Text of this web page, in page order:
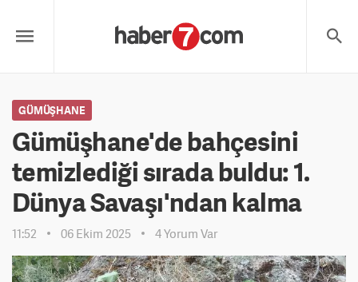
GÜMÜŞHANE
Gümüşhane'de bahçesini
temizlediği sırada buldu: 1.
Dünya Savaşı'ndan kalma
11:52 06 Ekim 2025 4 Yorum Var